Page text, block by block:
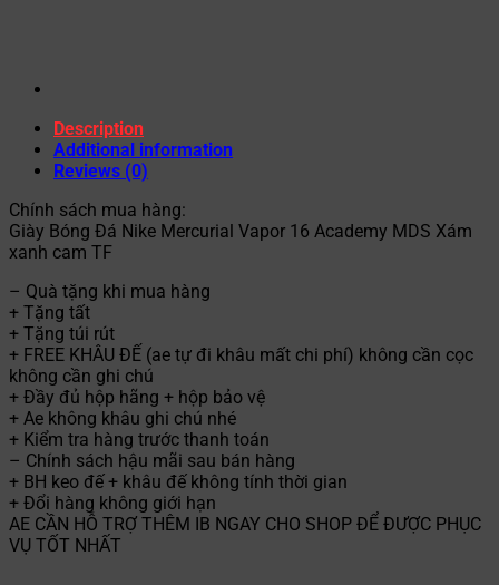
Description
Additional information
Reviews (0)
Chính sách mua hàng:
Giày Bóng Đá Nike Mercurial Vapor 16 Academy MDS Xám
xanh cam TF
– Quà tặng khi mua hàng
+ Tặng tất
+ Tặng túi rút
+ FREE KHÂU ĐẾ (ae tự đi khâu mất chi phí) không cần cọc
không cần ghi chú
+ Đầy đủ hộp hãng + hộp bảo vệ
+ Ae không khâu ghi chú nhé
+ Kiểm tra hàng trước thanh toán
– Chính sách hậu mãi sau bán hàng
+ BH keo đế + khâu đế không tính thời gian
+ Đổi hàng không giới hạn
AE CẦN HỖ TRỢ THÊM IB NGAY CHO SHOP ĐỂ ĐƯỢC PHỤC
VỤ TỐT NHẤT